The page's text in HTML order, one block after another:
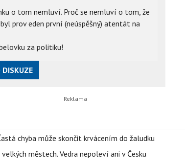
o tom nemluví. Proč se nemluví o tom, že
prov eden první (neúspěšný) atentát na
za politiku!
chyba může skončit krvácením do žaludku
městech. Vedra nepoleví ani v Česku